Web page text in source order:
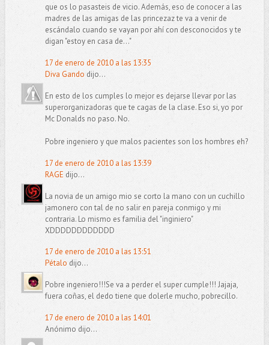
que os lo pasasteis de vicio. Además, eso de conocer a las
madres de las amigas de las princezaz te va a venir de
escándalo cuando se vayan por ahí con desconocidos y te
digan "estoy en casa de..."
17 de enero de 2010 a las 13:35
Diva Gando dijo...
En esto de los cumples lo mejor es dejarse llevar por las
superorganizadoras que te cagas de la clase. Eso si, yo por
Mc Donalds no paso. No.
Pobre ingeniero y que malos pacientes son los hombres eh?
17 de enero de 2010 a las 13:39
RAGE dijo...
La novia de un amigo mio se corto la mano con un cuchillo
jamonero con tal de no salir en pareja conmigo y mi
contraria. Lo mismo es familia del "inginiero"
XDDDDDDDDDDDD
17 de enero de 2010 a las 13:51
Pétalo dijo...
Pobre ingeniero!!!Se va a perder el super cumple!!! Jajaja,
fuera coñas, el dedo tiene que dolerle mucho, pobrecillo.
17 de enero de 2010 a las 14:01
Anónimo dijo...